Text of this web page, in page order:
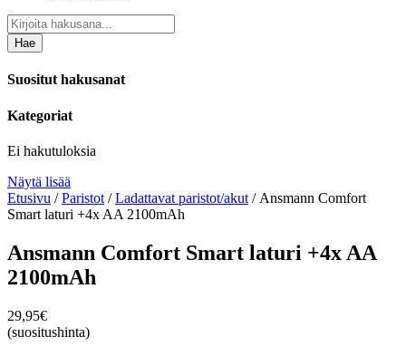
Hae
Suositut hakusanat
Kategoriat
Ei hakutuloksia
Näytä lisää
Etusivu /Paristot /Ladattavat paristot/akut / Ansmann Comfort
Smart laturi +4x AA 2100mAh
Ansmann Comfort Smart laturi +4x AA
2100mAh
29,95€
(suositushinta)